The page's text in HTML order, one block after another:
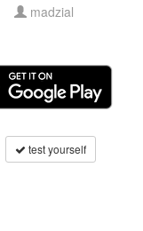
madzial
test yourself